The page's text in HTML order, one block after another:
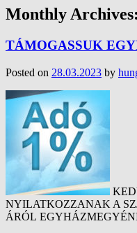
Monthly Archives:
TÁMOGASSUK
Posted on 28.03.2023 by
NYILATKOZZANAK A
ÁRÓL